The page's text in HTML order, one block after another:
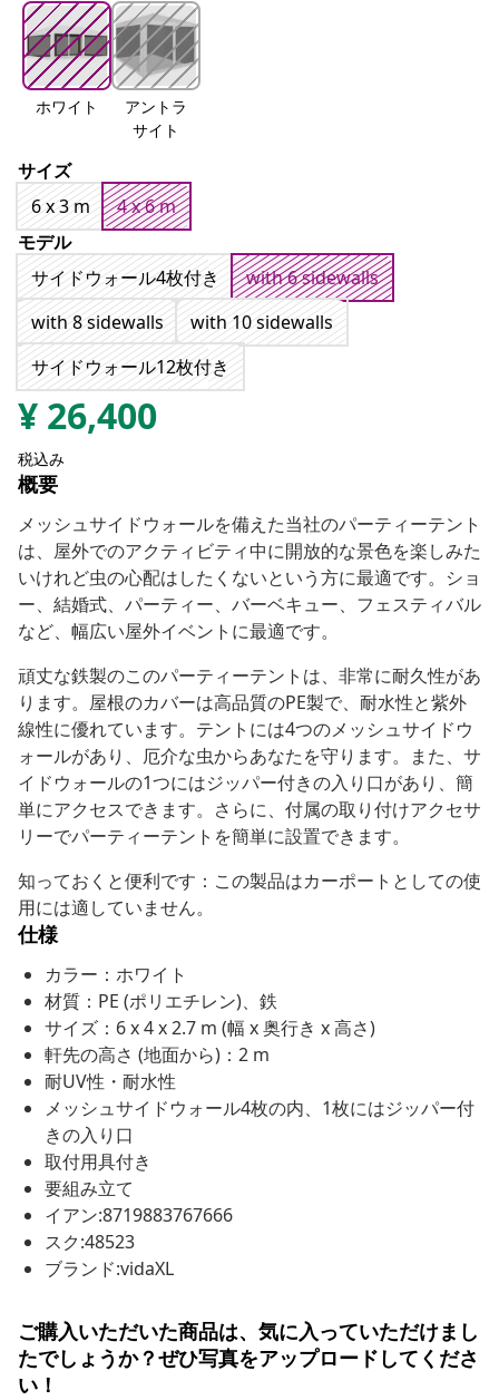
ホワイト
アントラ
サイト
サイズ
6 x 3 m
4 x 6 m
モデル
サイドウォール4枚付き
with 6 sidewalls
with 8 sidewalls
with 10 sidewalls
サイドウォール12枚付き
¥ 26,400
税込み
概要
メッシュサイドウォールを備えた当社のパーティーテント
は、屋外でのアクティビティ中に開放的な景色を楽しみた
いけれど虫の心配はしたくないという方に最適です。ショ
ー、結婚式、パーティー、バーベキュー、フェスティバル
など、幅広い屋外イベントに最適です。
頑丈な鉄製のこのパーティーテントは、非常に耐久性があ
ります。屋根のカバーは高品質のPE製で、耐水性と紫外
線性に優れています。テントには4つのメッシュサイドウ
ォールがあり、厄介な虫からあなたを守ります。また、サ
イドウォールの1つにはジッパー付きの入り口があり、簡
単にアクセスできます。さらに、付属の取り付けアクセサ
リーでパーティーテントを簡単に設置できます。
知っておくと便利です：この製品はカーポートとしての使
用には適していません。
仕様
カラー：ホワイト
材質：PE (ポリエチレン)、鉄
サイズ：6 x 4 x 2.7 m (幅 x 奥行き x 高さ)
軒先の高さ (地面から)：2 m
耐UV性・耐水性
メッシュサイドウォール4枚の内、1枚にはジッパー付
きの入り口
取付用具付き
要組み立て
イアン:8719883767666
スク:48523
ブランド:vidaXL
ご購入いただいた商品は、気に入っていただけまし
たでしょうか？ぜひ写真をアップロードしてくださ
い！